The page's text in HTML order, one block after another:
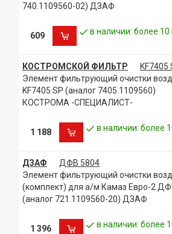
740.1109560-02) ДЗАФ
609 в наличии: более 10
КОСТРОМСКОЙ ФИЛЬТР
KF7405
Элемент фильтрующий очистки
KF7405 SP (аналог 7405.1109560)
КОСТРОМА -СПЕЦИАЛИСТ-
1 188 в наличии: более
ДЗАФ
ДФВ 5804
Элемент фильтрующий очистки
(комплект) для а/м Камаз Евро-2
(аналог 721.1109560-20) ДЗАФ
1 396 в наличии: более